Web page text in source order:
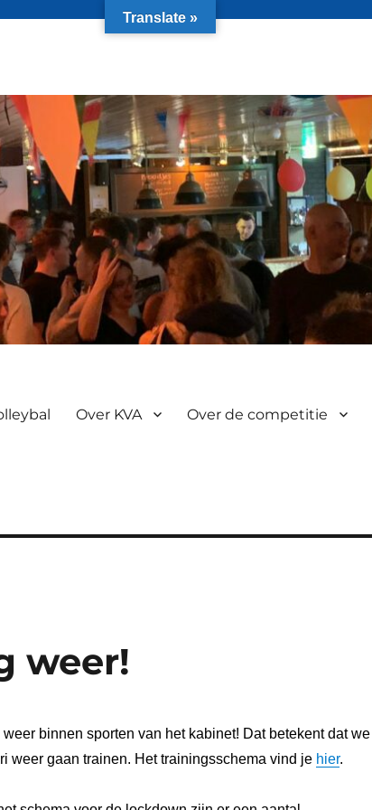
Over KVA Over de competitie
weer!
binnen sporten van het kabinet! Dat betekent dat we
weer gaan trainen. Het trainingsschema vind je hier.
Translate »